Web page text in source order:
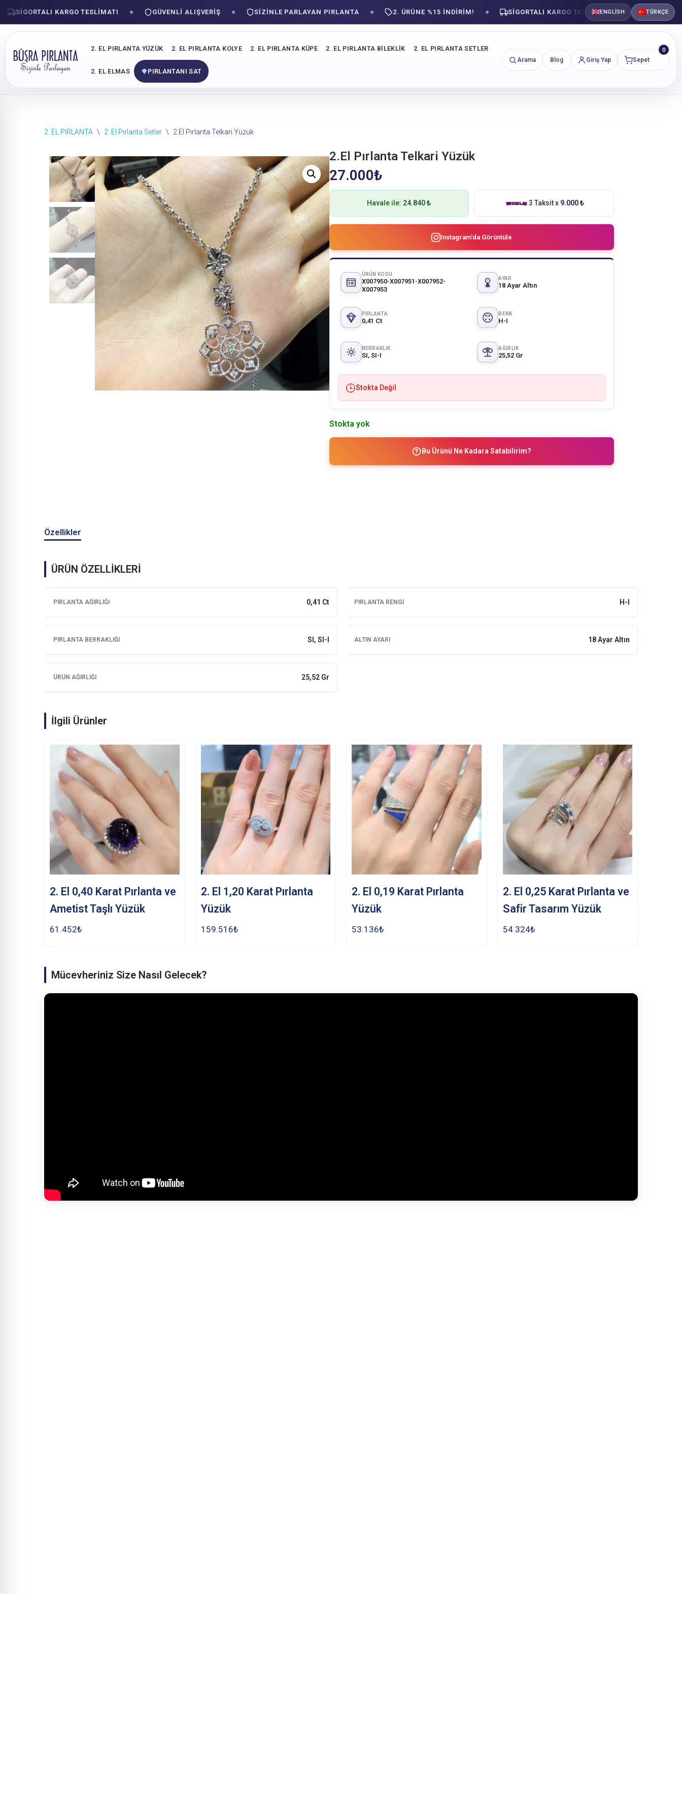
ENGLISH TÜRKÇE
KARGO TESLIMATI GÜVENLI ALIŞVERIŞ SIZINLE PARLAYAN PIRLANTA 2. ÜRÜNE %15 İNDİRİM! SIGORTALI KARGO TESLIMATI GÜVENLI
2. EL PIRLANTA YÜZÜK 2. EL PIRLANTA KOLYE 2. EL PIRLANTA KÜPE 2. EL PIRLANTA BILEKLIK 2. EL PIRLANTA SETLER
2. EL ELMAS PIRLANTANI SAT
Arama Blog Giriş Yap Sepet
0
2. EL PIRLANTA \ 2. El Pırlanta Setler \ 2.El Pırlanta Telkari Yüzük
2.El Pırlanta Telkari Yüzük
27.000₺
Havale ile: 24.840 ₺ 3 Taksit x 9.000 ₺
Instagram'da Görüntüle
ÜRÜN KODU
X007950-X007951-X007952-
X007953
AYAR
18 Ayar Altın
PIRLANTA
0,41 Ct
RENK
H-I
BERRAKLIK
SI, SI-I
AĞIRLIK
25,52 Gr
Stokta Değil
Stokta yok
Bu Ürünü Ne Kadara Satabilirim?
Özellikler
ÜRÜN ÖZELLİKLERİ
PIRLANTA AĞIRLIĞI 0,41 Ct PIRLANTA RENGI H-I
PIRLANTA BERRAKLIĞI SI, SI-I ALTIN AYARI 18 Ayar Altın
ÜRÜN AĞIRLIĞI 25,52 Gr
İlgili Ürünler
2. El 0,40 Karat Pırlanta ve
Ametist Taşlı Yüzük
61.452₺
2. El 1,20 Karat Pırlanta
Yüzük
159.516₺
2. El 0,19 Karat Pırlanta
Yüzük
53.136₺
2. El 0,25 Karat Pırlanta ve
Safir Tasarım Yüzük
54.324₺
Mücevheriniz Size Nasıl Gelecek?